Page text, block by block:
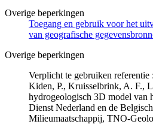
Overige beperkingen
Toegang en gebruik voor het
van geografische
Overige beperkingen
Verplicht te gebruiken
Kiden, P., Kruisselbrink, A. F.,
hydrogeologisch 3D model van
Dienst Nederland en de
Milieumaatschappij, TNO-